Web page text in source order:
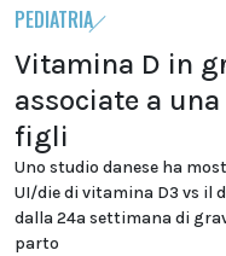
PEDIATRIA
Vitamina D in
associate a
figli
Uno studio danese ha
UI/die di vitamina D3 vs il
dalla 24a settimana di
parto